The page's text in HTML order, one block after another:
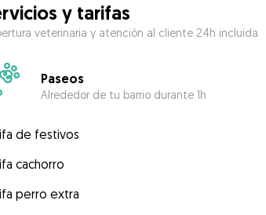
y tarifas
veterinaria y atención al cliente 24h incluida
Paseos
Alrededor de tu barrio durante 1h
de festivos
cachorro
perro extra